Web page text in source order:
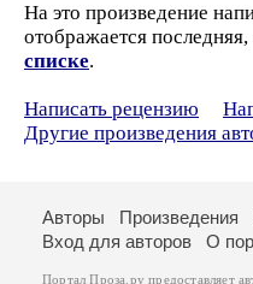
На это произведение
отображается
списке.
Написать рецензию
Другие произведения
Авторы Произведения
Вход для авторов
О
Портал Проза.ру предоставляет